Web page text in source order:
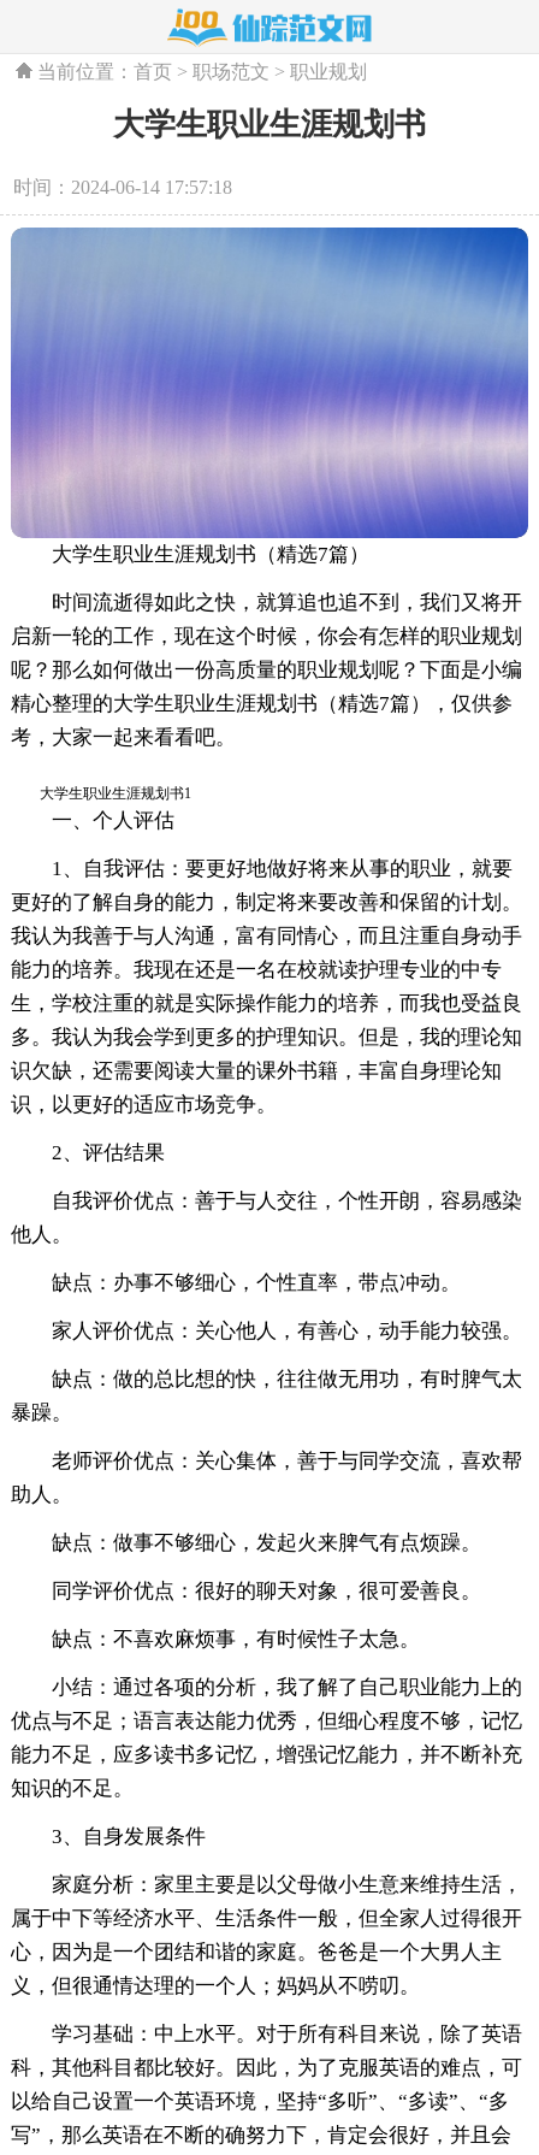
当前位置：首页 >职场范文 >职业规划
大学生职业生涯规划书
时间：2024-06-14 17:57:18
大学生职业生涯规划书（精选7篇）
时间流逝得如此之快，就算追也追不到，我们又将开
启新一轮的工作，现在这个时候，你会有怎样的职业规划
呢？那么如何做出一份高质量的职业规划呢？下面是小编
精心整理的大学生职业生涯规划书（精选7篇），仅供参
考，大家一起来看看吧。
大学生职业生涯规划书1
一、个人评估
1、自我评估：要更好地做好将来从事的职业，就要
更好的了解自身的能力，制定将来要改善和保留的计划。
我认为我善于与人沟通，富有同情心，而且注重自身动手
能力的培养。我现在还是一名在校就读护理专业的中专
生，学校注重的就是实际操作能力的培养，而我也受益良
多。我认为我会学到更多的护理知识。但是，我的理论知
识欠缺，还需要阅读大量的课外书籍，丰富自身理论知
识，以更好的适应市场竞争。
2、评估结果
自我评价优点：善于与人交往，个性开朗，容易感染
他人。
缺点：办事不够细心，个性直率，带点冲动。
家人评价优点：关心他人，有善心，动手能力较强。
缺点：做的总比想的快，往往做无用功，有时脾气太
暴躁。
老师评价优点：关心集体，善于与同学交流，喜欢帮
助人。
缺点：做事不够细心，发起火来脾气有点烦躁。
同学评价优点：很好的聊天对象，很可爱善良。
缺点：不喜欢麻烦事，有时候性子太急。
小结：通过各项的分析，我了解了自己职业能力上的
优点与不足；语言表达能力优秀，但细心程度不够，记忆
能力不足，应多读书多记忆，增强记忆能力，并不断补充
知识的不足。
3、自身发展条件
家庭分析：家里主要是以父母做小生意来维持生活，
属于中下等经济水平、生活条件一般，但全家人过得很开
心，因为是一个团结和谐的家庭。爸爸是一个大男人主
义，但很通情达理的一个人；妈妈从不唠叨。
学习基础：中上水平。对于所有科目来说，除了英语
科，其他科目都比较好。因此，为了克服英语的难点，可
以给自己设置一个英语环境，坚持“多听”、“多读”、“多
写”，那么英语在不断的确努力下，肯定会很好，并且会